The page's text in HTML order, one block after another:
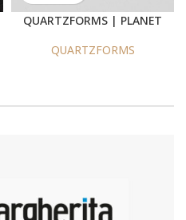
QUARTZFORMS | PLANET
QUARTZFORMS